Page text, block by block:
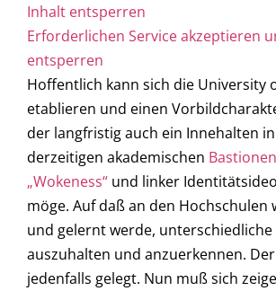
Inhalt entsperren
Erforderlichen Service akzeptieren
entsperren
Hoffentlich kann sich die University
etablieren und einen
der langfristig auch ein Innehalten
derzeitigen akademischen
„Wokeness“ und linker
möge. Auf daß an den Hochschulen
und gelernt werde,
auszuhalten und anzuerkennen.
jedenfalls gelegt. Nun muß sich